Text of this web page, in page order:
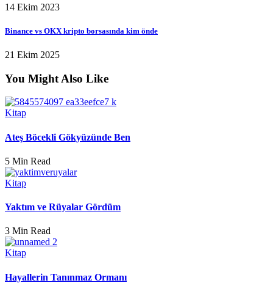
14 Ekim 2023
Binance vs OKX kripto borsasında kim önde
21 Ekim 2025
You Might Also Like
Kitap
Ateş Böcekli Gökyüzünde Ben
5 Min Read
Kitap
Yaktım ve Rüyalar Gördüm
3 Min Read
Kitap
Hayallerin Tanınmaz Ormanı